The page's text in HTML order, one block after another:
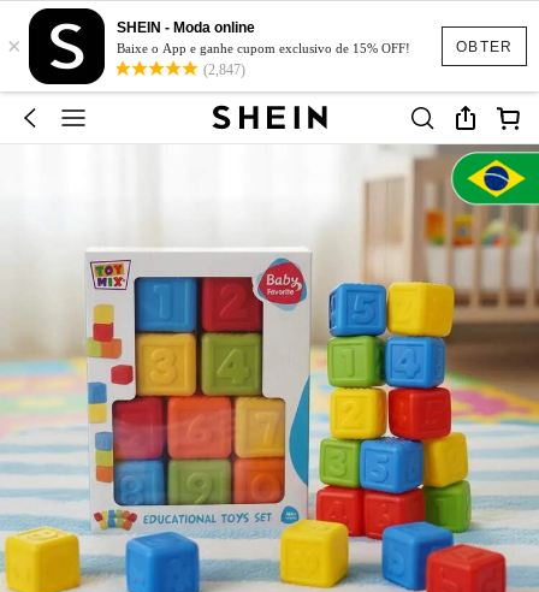
OBTER
×
SHEIN - Moda online
Baixe o App e ganhe cupom exclusivo de 15% OFF!
(2,847)